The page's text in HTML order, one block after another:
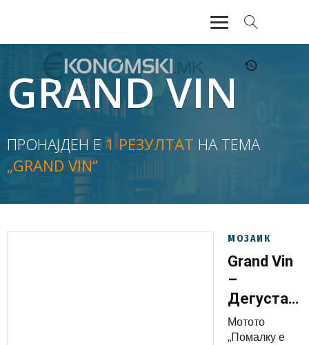
АКТУЕЛНО
ЕКОНОМИЈА
ФИНАНСИИ
БАНКАРСТВО
ЖИВОТ
GRAND VIN
ПРОНАЈДЕН Е1 РЕЗУЛТАТ НА ТЕМА
„GRAND VIN“
МОЗАИК
Grand Vin
–
на
премиум
Мотото
„Помалку е